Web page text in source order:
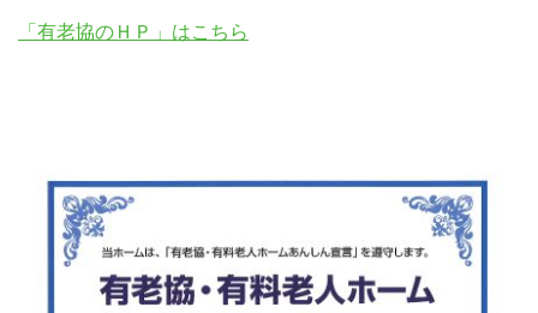
「有老協のＨＰ」はこちら